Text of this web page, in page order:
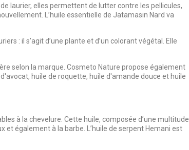
laurier, elles permettent de lutter contre les pellicules,
L’huile essentielle de Jatamasin Nard va
: il s’agit d’une plante et d’un colorant végétal. Elle
selon la marque. Cosmeto Nature propose également
huile de roquette, huile d'amande douce et huile
à la chevelure. Cette huile, composée d’une multitude
et également à la barbe. L’huile de serpent Hemani est